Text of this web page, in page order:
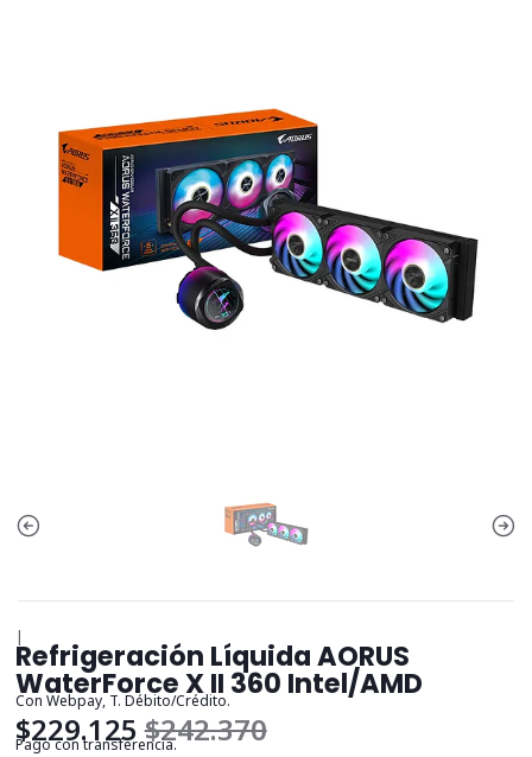
|
Refrigeración Líquida AORUS
WaterForce X II 360 Intel/AMD
Con Webpay, T. Débito/Crédito.
$229.125$242.370
Pago con transferencia.